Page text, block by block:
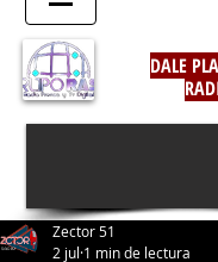
DALE
Zector 51
2 jul 1 min de lectura